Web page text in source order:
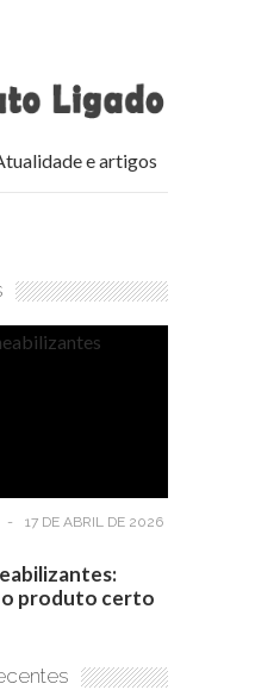
e artigos
- 17 DE ABRIL DE 2026
produto certo